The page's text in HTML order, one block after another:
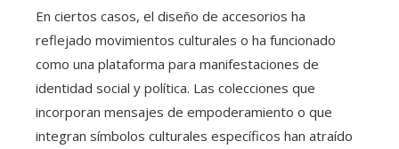
En ciertos casos, el diseño de accesorios ha
reflejado movimientos culturales o ha funcionado
como una plataforma para manifestaciones de
identidad social y política. Las colecciones que
incorporan mensajes de empoderamiento o que
integran símbolos culturales específicos han atraído